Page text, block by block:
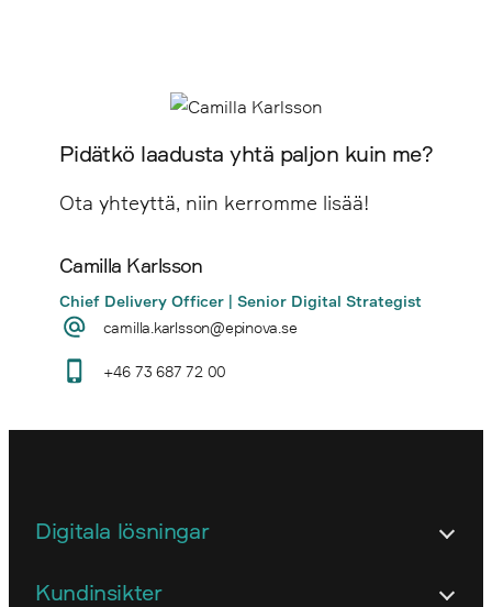
Camilla Karlsson
Chief Delivery Officer | Senior Digital Strategist
camilla.karlsson@epinova.se
+46 73 687 72 00
Pidätkö laadusta yhtä paljon kuin me?
Ota yhteyttä, niin kerromme lisää!
Digitala lösningar
Arkitektur
Kundinsikter